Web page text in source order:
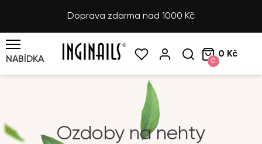
Doprava zdarma nad 1000 Kč
NABÍDKA 0
0 Kč
Ozdoby na nehty